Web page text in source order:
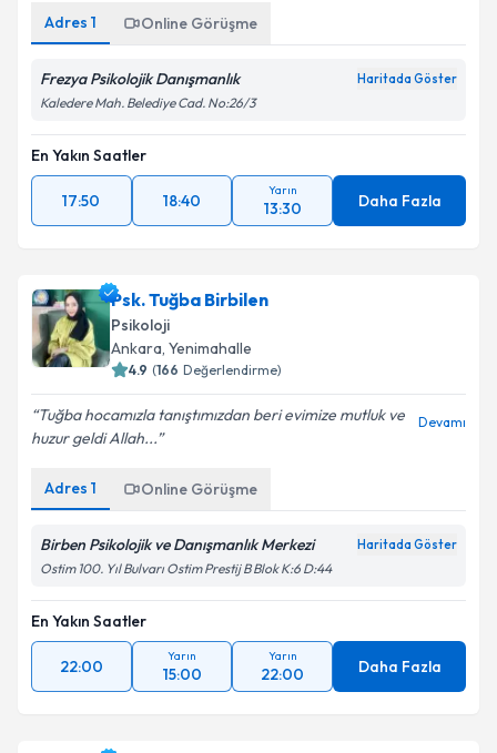
Adres 1 Online Görüşme
Frezya Psikolojik Danışmanlık Haritada Göster
Kaledere Mah. Belediye Cad. No:26/3
En Yakın Saatler
17:50 18:40
Yarın
13:30 Daha Fazla
Psk. Tuğba Birbilen
Psikoloji
Ankara, Yenimahalle
4.9 (166 Değerlendirme)
Tuğba hocamızla tanıştımızdan beri evimize mutluk ve
huzur geldi Allah...
Devamı
Adres 1 Online Görüşme
Birben Psikolojik ve Danışmanlık Merkezi Haritada Göster
Ostim 100. Yıl Bulvarı Ostim Prestij B Blok K:6 D:44
En Yakın Saatler
22:00
Yarın
15:00
Yarın
22:00 Daha Fazla